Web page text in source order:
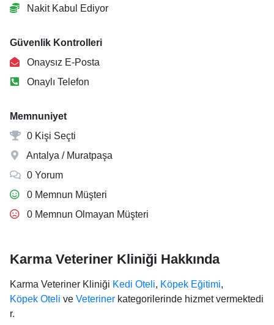
Nakit Kabul Ediyor
Güvenlik Kontrolleri
Onaysız E-Posta
Onaylı Telefon
Memnuniyet
0 Kişi Seçti
Antalya / Muratpaşa
0 Yorum
0 Memnun Müşteri
0 Memnun Olmayan Müşteri
Karma Veteriner Kliniği Hakkında
Karma Veteriner Kliniği Kedi Oteli, Köpek Eğitimi,
Köpek Oteli ve Veteriner kategorilerinde hizmet vermektedi
r.